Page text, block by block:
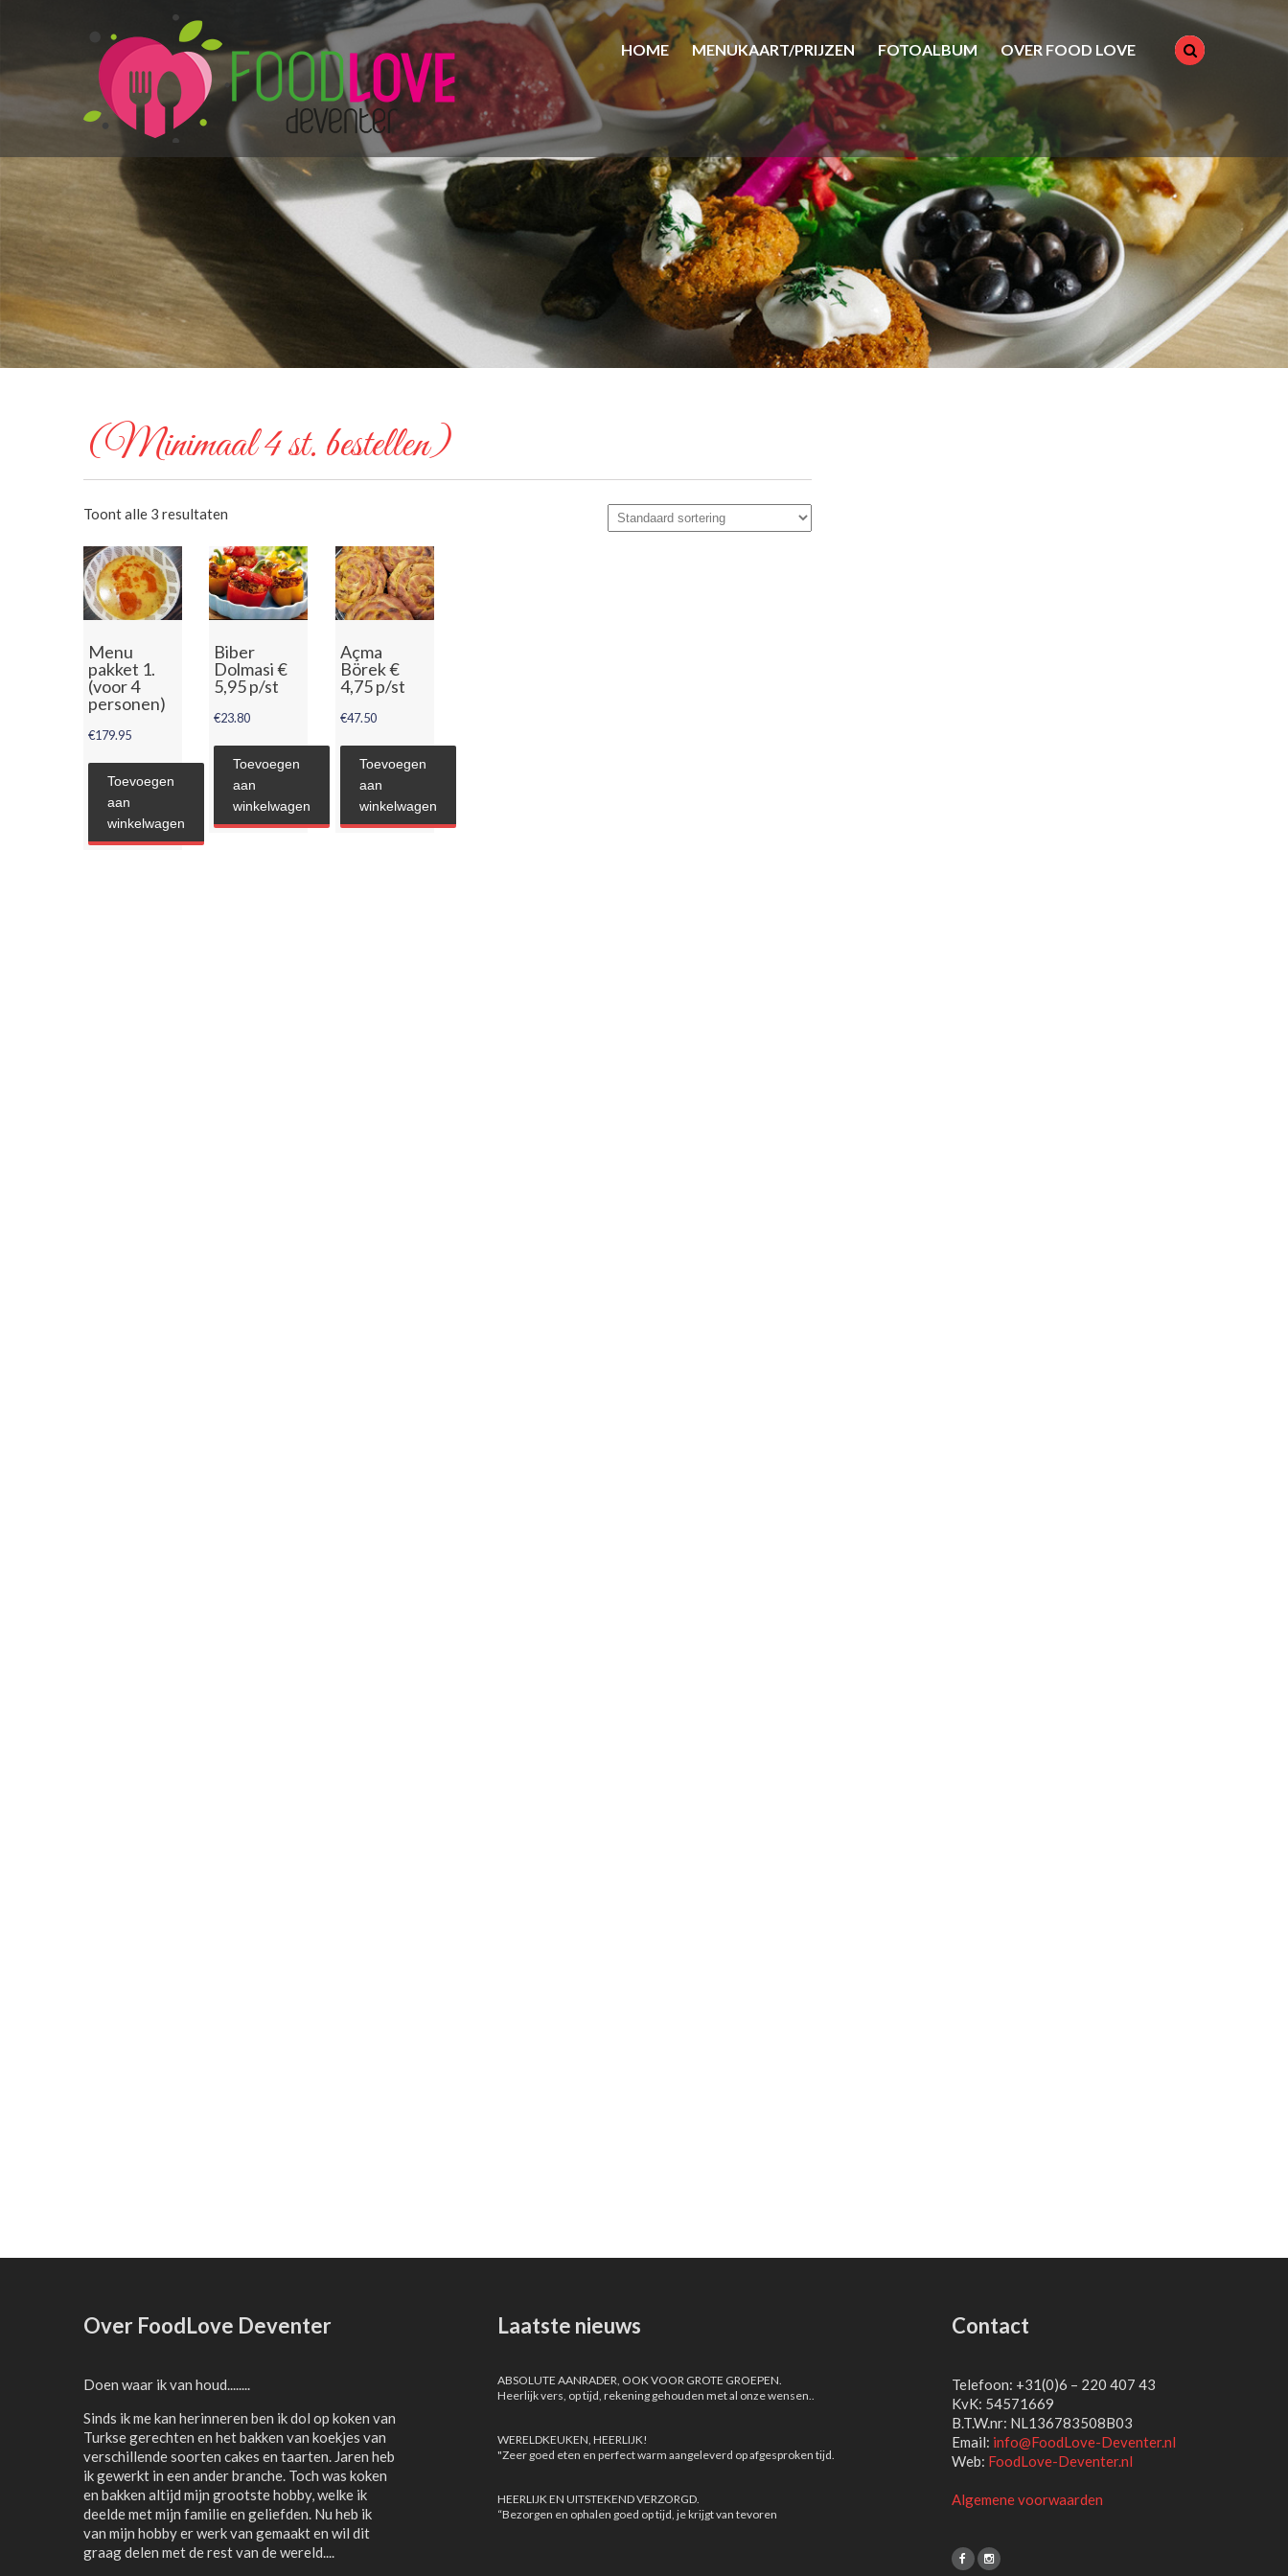
HOME MENUKAART/PRIJZEN FOTOALBUM OVER FOOD LOVE
(Minimaal 4 st. bestellen)
Toont alle 3 resultaten
Menu
pakket 1.
(voor 4
personen)
€179.95
Toevoegen
aan
winkelwagen
Biber
Dolmasi €
5,95 p/st
€23.80
Toevoegen
aan
winkelwagen
Açma
Börek €
4,75 p/st
€47.50
Toevoegen
aan
winkelwagen
Over FoodLove Deventer
Doen waar ik van houd........
Sinds ik me kan herinneren ben ik dol op koken van
Turkse gerechten en het bakken van koekjes van
verschillende soorten cakes en taarten. Jaren heb
ik gewerkt in een ander branche. Toch was koken
en bakken altijd mijn grootste hobby, welke ik
deelde met mijn familie en geliefden. Nu heb ik
van mijn hobby er werk van gemaakt en wil dit
graag delen met de rest van de wereld....
Laatste nieuws
ABSOLUTE AANRADER, OOK VOOR GROTE GROEPEN.
Heerlijk vers, op tijd, rekening gehouden met al onze wensen..
WERELDKEUKEN, HEERLIJK!
"Zeer goed eten en perfect warm aangeleverd op afgesproken tijd.
HEERLIJK EN UITSTEKEND VERZORGD.
“Bezorgen en ophalen goed op tijd, je krijgt van tevoren
Contact
Telefoon: +31(0)6 – 220 407 43
KvK: 54571669
B.T.W.nr: NL136783508B03
Email: info@FoodLove-Deventer.nl
Web: FoodLove-Deventer.nl
Algemene voorwaarden